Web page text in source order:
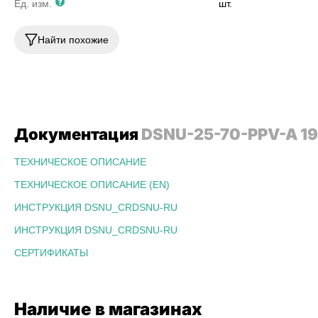
Ед. изм.
шт.
Найти похожие
Документация DSNU-25-70-PPV-A
ТЕХНИЧЕСКОЕ ОПИСАНИЕ
ТЕХНИЧЕСКОЕ ОПИСАНИЕ (EN)
ИНСТРУКЦИЯ DSNU_CRDSNU-RU
ИНСТРУКЦИЯ DSNU_CRDSNU-RU
СЕРТИФИКАТЫ
Наличие в магазинах